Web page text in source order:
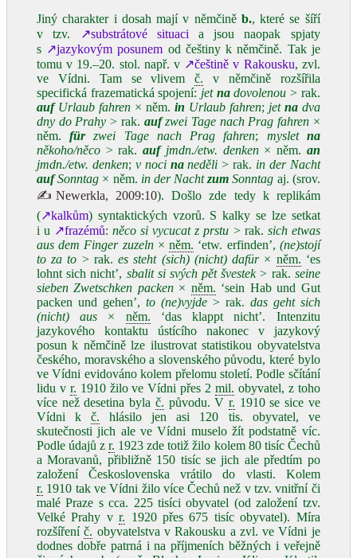
Jiný charakter i dosah mají v němčině b., které se šíří
v tzv.
↗substrátové situaci a jsou naopak spjaty
s ↗jazykovým posunem od češtiny k němčině. Tak je
tomu v 19.–20. stol. např. v ↗češtině v Rakousku, zvl.
ve Vídni. Tam se vlivemč. v němčině rozšířila
specifická frazematická spojení: jet na dovolenou > rak.
auf Urlaub fahren× něm. in Urlaub fahren; jet na dva
dny do Prahy > rak. auf zwei Tage nach Prag fahren ×
něm.für zwei Tage nach Prag fahren; myslet
na
někoho/něco > rak.auf jmdn./etw. denken× něm. an
jmdn./etw. denken; v noci na neděli > rak. in der Nacht
auf Sonntag × něm. in der Nacht zum Sonntag aj. (srov.
✍Newerkla, 2009:10). Došlo zde tedy k replikám
(↗kalkům) syntaktických vzorů. S kalky se lze setkat
i u ↗frazémů:něco si vycucat z prstu > rak. sich etwas
aus dem Finger zuzeln×něm. ʻetw. erfinden’, (ne)stojí
to za to > rak.es steht (sich) (nicht) dafür× něm. ʻes
lohnt sich nicht’, sbalit si svých pět švestek> rak. seine
sieben Zwetschken packen× něm. ʻsein Hab und Gut
packen und gehen’, to (ne)vyjde> rak. das geht sich
(nicht) aus × něm. ʻdas klappt nicht’. Intenzitu
jazykového kontaktu ústícího nakonec v jazykový
posun k němčině lze ilustrovat statistikou obyvatelstva
českého, moravského a slovenského původu, které bylo
ve Vídni evidováno kolem přelomu století. Podle sčítání
lidu v r. 1910 žilo ve Vídni přes 2mil. obyvatel, z toho
více než desetina byla č. původu. V r. 1910 se sice ve
Vídni kč. hlásilo jen asi 120 tis. obyvatel, ve
skutečnosti jich ale ve Vídni muselo žít podstatně víc.
Podle údajů zr. 1923 zde totiž žilo kolem 80 tisíc Čechů
a Moravanů, přibližně 150 tisíc se jich ale předtím po
založení Československa vrátilo do vlasti. Kolem
r. 1910 tak ve Vídni žilo více Čechů než v tzv. vnitřní či
malé Praze s cca. 225 tisíci obyvatel (od založení tzv.
Velké Prahy vr. 1920 přes 675 tisíc obyvatel). Míra
rozšířeníč. obyvatelstva v Rakousku a zvl. ve Vídni je
dodnes dobře patrná i na příjmeních běžných i veřejně